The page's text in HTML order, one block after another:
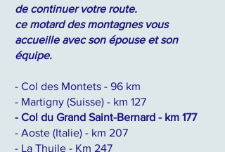
de continuer votre route.
ce motard des montagnes vous
accueille avec son épouse et son
équipe.
- Col des Montets - 96 km
- Martigny (Suisse) - km 127
- Col du Grand Saint-Bernard - km 177
- Aoste (Italie) - km 207
- La Thuile - Km 247